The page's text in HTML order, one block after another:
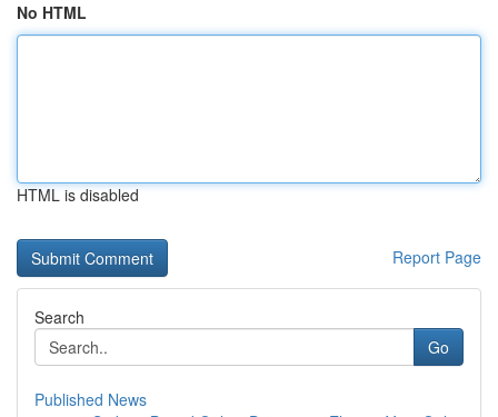
No HTML
HTML is disabled
Report Page
Search
Go
Published News